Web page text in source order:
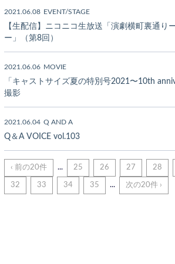
2021.06.08 EVENT/STAGE
【生配信】ニコニコ生放送「演劇横町裏通り
ー」（第8回）
2021.06.06 MOVIE
「キャストサイズ夏の特別号2021〜10th
撮影
2021.06.04 Q AND A
Q＆A VOICE vol.103
‹ 前の20件 ... 25 26 27 28
32 33 34 35 ... 次の20件 ›